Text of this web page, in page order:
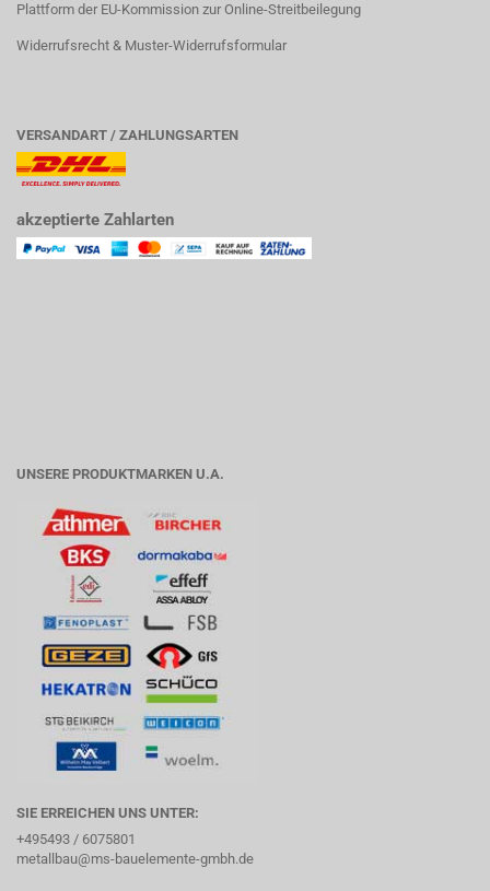
Plattform der EU-Kommission zur Online-Streitbeilegung
Widerrufsrecht & Muster-Widerrufsformular
VERSANDART / ZAHLUNGSARTEN
akzeptierte Zahlarten
UNSERE PRODUKTMARKEN U.A.
SIE ERREICHEN UNS UNTER:
+495493 / 6075801
metallbau@ms-bauelemente-gmbh.de